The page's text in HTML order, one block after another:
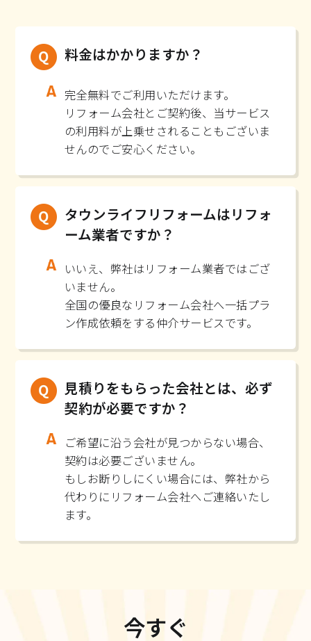
料金はかかりますか？
完全無料でご利用いただけます。
リフォーム会社とご契約後、当サービス
の利用料が上乗せされることもございま
せんのでご安心ください。
タウンライフリフォームはリフォ
ーム業者ですか？
いいえ、弊社はリフォーム業者ではござ
いません。
全国の優良なリフォーム会社へ一括プラ
ン作成依頼をする仲介サービスです。
見積りをもらった会社とは、必ず
契約が必要ですか？
ご希望に沿う会社が見つからない場合、
契約は必要ございません。
もしお断りしにくい場合には、弊社から
代わりにリフォーム会社へご連絡いたし
ます。
今すぐ